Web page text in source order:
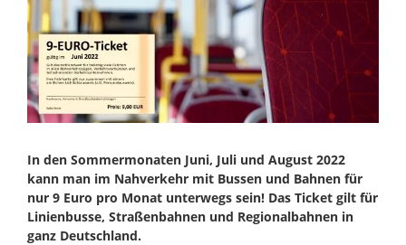
In den Sommermonaten Juni, Juli und August 2022
kann man im Nahverkehr mit Bussen und Bahnen für
nur 9 Euro pro Monat unterwegs sein! Das Ticket gilt für
Linienbusse, Straßenbahnen und Regionalbahnen in
ganz Deutschland.